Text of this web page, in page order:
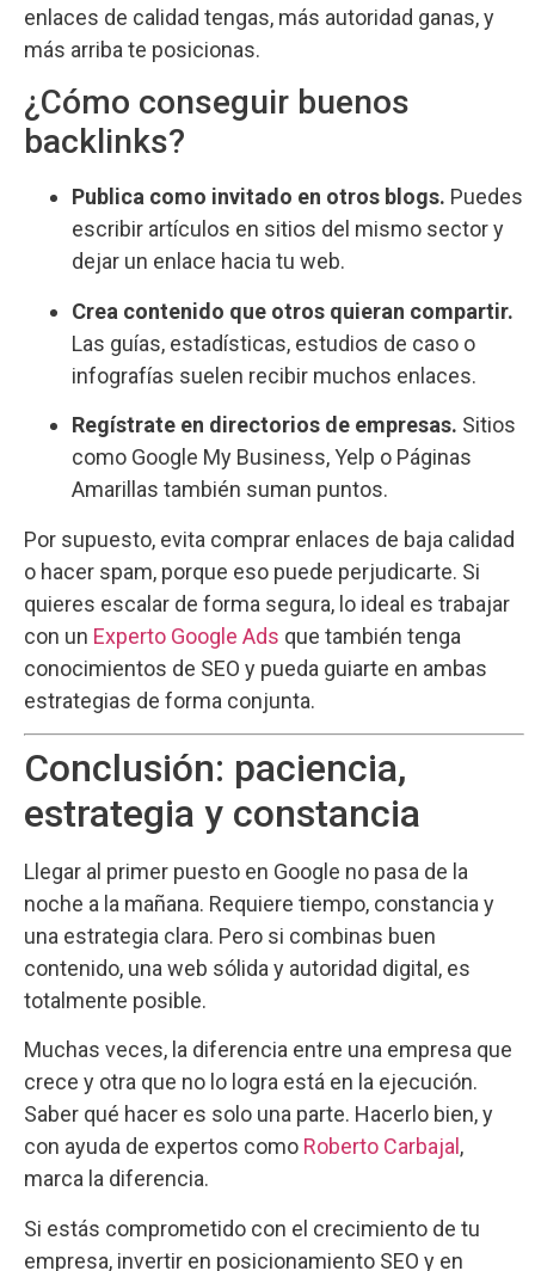
enlaces de calidad tengas, más autoridad ganas, y
más arriba te posicionas.
¿Cómo conseguir buenos
backlinks?
Publica como invitado en otros blogs. Puedes
escribir artículos en sitios del mismo sector y
dejar un enlace hacia tu web.
Crea contenido que otros quieran compartir.
Las guías, estadísticas, estudios de caso o
infografías suelen recibir muchos enlaces.
Regístrate en directorios de empresas. Sitios
como Google My Business, Yelp o Páginas
Amarillas también suman puntos.
Por supuesto, evita comprar enlaces de baja calidad
o hacer spam, porque eso puede perjudicarte. Si
quieres escalar de forma segura, lo ideal es trabajar
con un Experto Google Ads que también tenga
conocimientos de SEO y pueda guiarte en ambas
estrategias de forma conjunta.
Conclusión: paciencia,
estrategia y constancia
Llegar al primer puesto en Google no pasa de la
noche a la mañana. Requiere tiempo, constancia y
una estrategia clara. Pero si combinas buen
contenido, una web sólida y autoridad digital, es
totalmente posible.
Muchas veces, la diferencia entre una empresa que
crece y otra que no lo logra está en la ejecución.
Saber qué hacer es solo una parte. Hacerlo bien, y
con ayuda de expertos como Roberto Carbajal ,
marca la diferencia.
Si estás comprometido con el crecimiento de tu
empresa, invertir en posicionamiento SEO y en